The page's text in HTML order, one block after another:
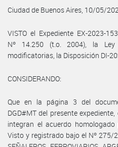
Ciudad de Buenos Aires, 10/05/
VISTO el Expediente EX-2023-
Nº 14.250 (t.o. 2004), la
modificatorias, la Disposición DI-
CONSIDERANDO:
Que en la página 3 del
DGD#MT del presente
integran el acuerdo
Visto y registrado bajo el Nº 275/